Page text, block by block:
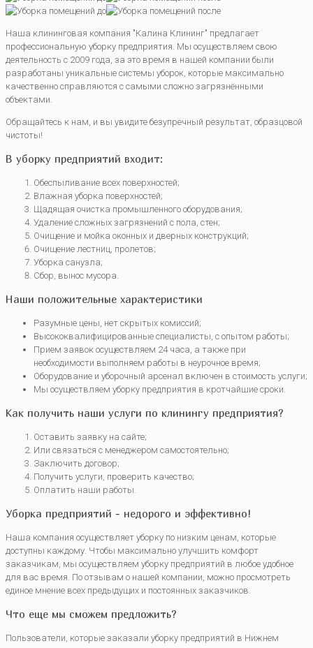
Наша клининговая компания "Калина Клининг" предлагает
профессиональную уборку предприятия. Мы осуществляем свою
деятельность с 2009 года, за это время в нашей компании были
разработаны уникальные системы уборок, которые максимально
качественно справляются с самыми сложно загрязнёнными
объектами.
Обращайтесь к нам, и вы увидите безупречный результат, образцовой
чистоты!
В уборку предприятий входит:
Обеспыливание всех поверхностей;
Влажная уборка поверхностей;
Щадящая очистка промышленного оборудования;
Удаление сложных загрязнений с пола, стен;
Очищение и мойка оконных и дверных конструкций;
Очищение лестниц, пролетов;
Уборка санузла;
Сбор, вынос мусора.
Наши положительные характеристики
Разумные цены, нет скрытых комиссий;
Высококвалифицированные специалисты, с опытом работы;
Прием заявок осуществляем 24 часа, а также при
необходимости выполняем работы в неурочное время;
Оборудование и уборочный арсенал включен в стоимость услуги;
Мы осуществляем уборку предприятия в кротчайшие сроки.
Как получить наши услуги по клинингу предприятия?
Оставить заявку на сайте;
Или связаться с менеджером самостоятельно;
Заключить договор;
Получить услуги, проверить качество;
Оплатить наши работы.
Уборка предприятий - недорого и эффективно!
Наша компания осуществляет уборку по низким ценам, которые
доступны каждому. Чтобы максимально улучшить комфорт
заказчикам, мы осуществляем уборку предприятий в любое удобное
для вас время. По отзывам о нашей компании, можно просмотреть
единое мнение всех предыдущих и постоянных заказчиков.
Что еще мы сможем предложить?
Пользователи, которые заказали уборку предприятий в Нижнем